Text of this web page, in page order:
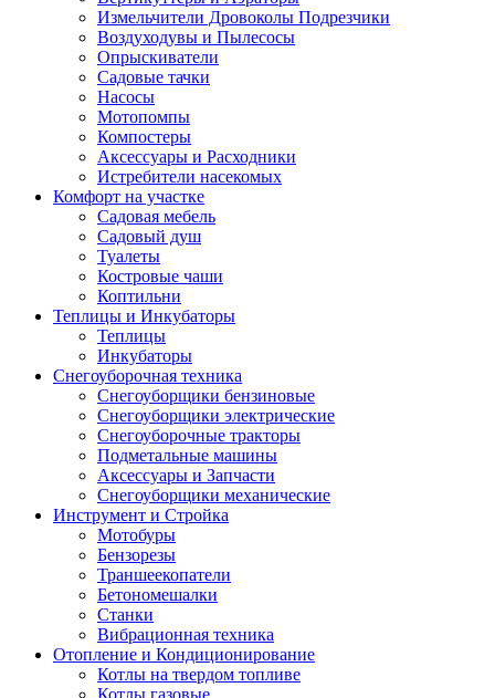
Измельчители Дровоколы Подрезчики
Воздуходувы и Пылесосы
Опрыскиватели
Садовые тачки
Насосы
Мотопомпы
Компостеры
Аксессуары и Расходники
Истребители насекомых
Комфорт на участке
Садовая мебель
Садовый душ
Туалеты
Костровые чаши
Коптильни
Теплицы и Инкубаторы
Теплицы
Инкубаторы
Снегоуборочная техника
Снегоуборщики бензиновые
Снегоуборщики электрические
Снегоуборочные тракторы
Подметальные машины
Аксессуары и Запчасти
Снегоуборщики механические
Инструмент и Стройка
Мотобуры
Бензорезы
Траншеекопатели
Бетономешалки
Станки
Вибрационная техника
Отопление и Кондиционирование
Котлы на твердом топливе